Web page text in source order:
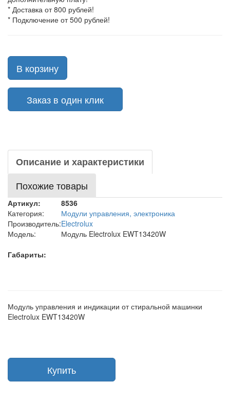
* Доставка от 800 рублей!
* Подключение от 500 рублей!
В корзину
Заказ в один клик
Описание и характеристики
Похожие товары
Артикул:
8536
Категория:
Модули управления, электроника
Производитель:Electrolux
Модель:
Модуль Electrolux EWT13420W
Габариты:
Модуль управления и индикации от стиральной машинки
Electrolux EWT13420W